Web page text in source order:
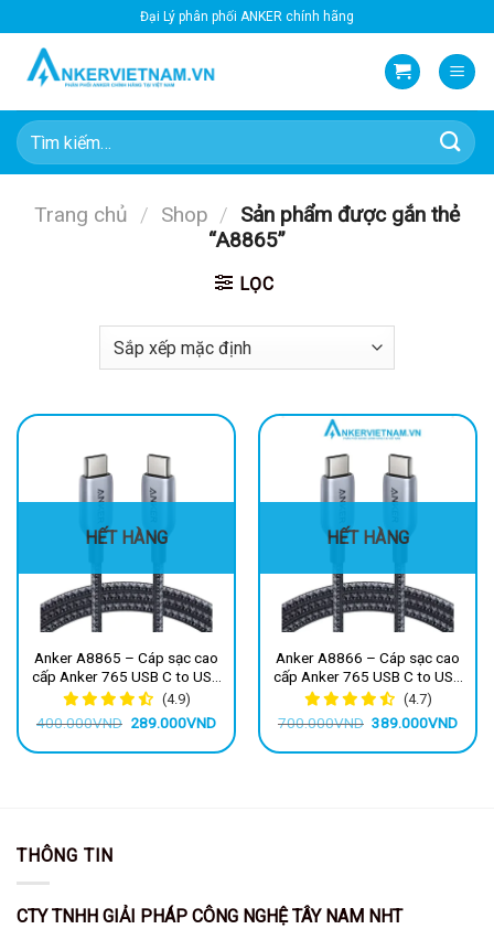
qua
Đại Lý phân phối ANKER chính hãng
Tìm
kiếm:
Trang chủ / Shop / Sản phẩm được gắn thẻ
“A8865”
LỌC
HẾT HÀNG
Anker A8865 – Cáp sạc cao
cấp Anker 765 USB C to USB
C bọc dù 140W(4.9)
400.000VND Giá
là:
289.000VNDGiá
hiện
tại
HẾT HÀNG
Anker A8866 – Cáp sạc cao
cấp Anker 765 USB C to USB
C bọc dù 140W(4.7)
700.000VND Giá
là:
389.000VNDGiá
hiện
tại
THÔNG TIN
CTY TNHH GIẢI PHÁP CÔNG NGHỆ TÂY NAM NHT